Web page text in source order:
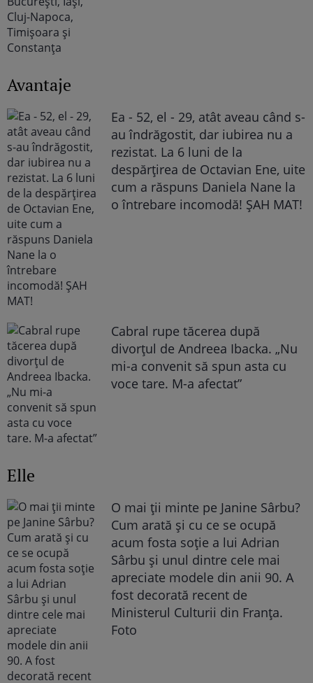
Avantaje
Ea - 52, el - 29, atât aveau când s-
au îndrăgostit, dar iubirea nu a
rezistat. La 6 luni de la
despărțirea de Octavian Ene, uite
cum a răspuns Daniela Nane la
o întrebare incomodă! ȘAH MAT!
Cabral rupe tăcerea după
divorțul de Andreea Ibacka. „Nu
mi-a convenit să spun asta cu
voce tare. M-a afectat”
Elle
O mai ții minte pe Janine Sârbu?
Cum arată și cu ce se ocupă
acum fosta soție a lui Adrian
Sârbu și unul dintre cele mai
apreciate modele din anii 90. A
fost decorată recent de
Ministerul Culturii din Franța.
Foto